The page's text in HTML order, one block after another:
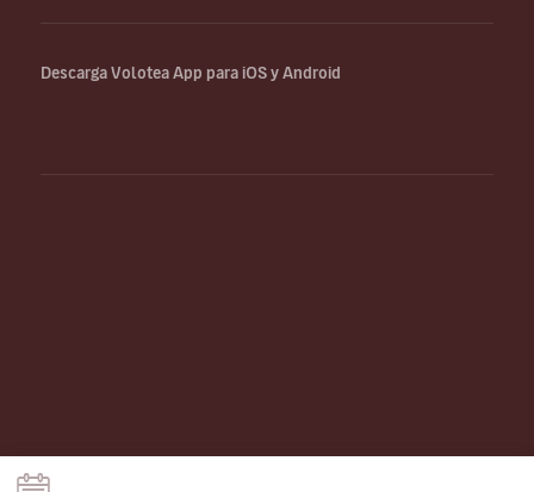
Descarga Volotea App para iOS y Android